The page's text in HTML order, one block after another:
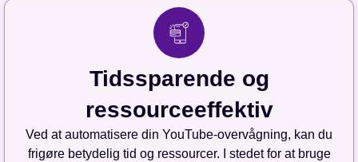
Tidssparende og
ressourceeffektiv
Ved at automatisere din YouTube-overvågning, kan du
frigøre betydelig tid og ressourcer. I stedet for at bruge